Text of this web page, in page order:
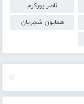
ناصر پورکرم
همایون شجریان